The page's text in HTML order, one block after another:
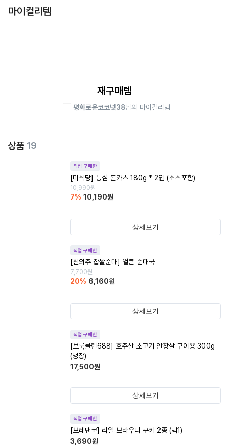
마이컬리템
재구매템
평화로운코코넛38님의 마이컬리템
상품 19
직접 구매한
[미식당] 등심 돈카츠 180g * 2입 (소스포함)
10,990원
7% 10,190원
상세보기
직접 구매한
[신의주 찹쌀순대] 얼큰 순대국
7,700원
20% 6,160원
상세보기
직접 구매한
[브룩클린688] 호주산 소고기 안창살 구이용 300g
(냉장)
17,500원
상세보기
직접 구매한
[브레댄코] 리얼 브라우니 쿠키 2종 (택1)
3,690원